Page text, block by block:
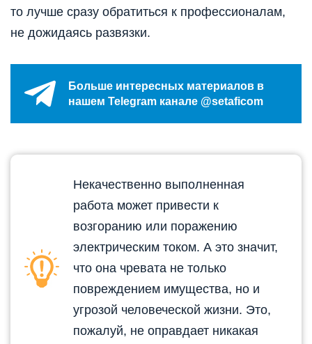
то лучше сразу обратиться к профессионалам,
не дожидаясь развязки.
Больше интересных материалов в
нашем Telegram канале @setaficom
Некачественно выполненная
работа может привести к
возгоранию или поражению
электрическим током. А это значит,
что она чревата не только
повреждением имущества, но и
угрозой человеческой жизни. Это,
пожалуй, не оправдает никакая